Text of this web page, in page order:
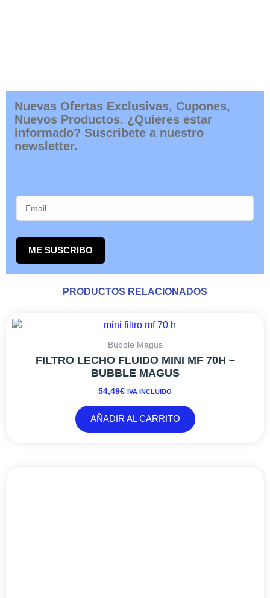
Nuevas Ofertas Exclusivas, Cupones,
Nuevos Productos. ¿Quieres estar
informado? Suscribete a nuestro
newsletter.
ME SUSCRIBO
PRODUCTOS RELACIONADOS
Bubble Magus
FILTRO LECHO FLUIDO MINI MF 70H –
BUBBLE MAGUS
54,49€ IVA INCLUIDO
AÑADIR AL CARRITO